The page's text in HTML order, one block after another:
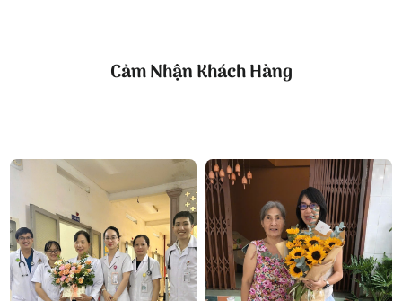
Bó hoa cưới mẫu đơn
Vì sao nên đặt hoa cưới mẫu đơn hồng tại
FlowerSight?
Cảm Nhận Khách Hàng